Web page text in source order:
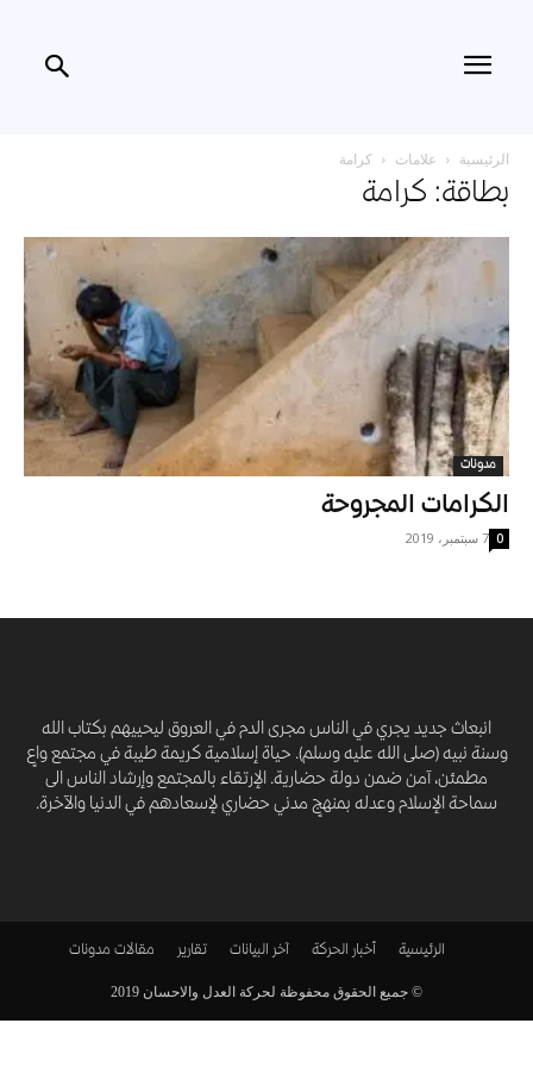
الرئيسية علامات كرامة
بطاقة: كرامة
مدونات
الكرامات المجروحة
7 سبتمبر، 2019 0
انبعاث جديد يجري في الناس مجرى الدم في العروق ليحييهم بكتاب الله
وسنة نبيه (صلى الله عليه وسلم). حياة إسلامية كريمة طيبة في مجتمع واعٍ
مطمئن، آمن ضمن دولة حضارية. الإرتقاء بالمجتمع وإرشاد الناس الى
سماحة الإسلام وعدله بمنهجٍ مدني حضاري لإسعادهم في الدنيا والآخرة.
الرئيسية أخبار الحركة آخر البيانات تقارير مقالات مدونات
© جميع الحقوق محفوظة لحركة العدل والاحسان 2019